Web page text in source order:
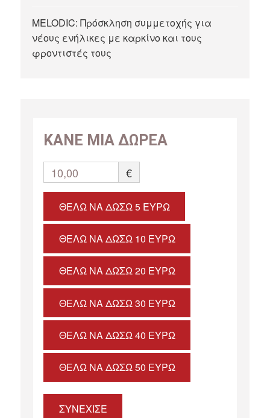
MELODIC: Πρόσκληση συμμετοχής για
νέους ενήλικες με καρκίνο και τους
φροντιστές τους
ΚΑΝΕ ΜΙΑ ΔΩΡΕΑ
10,00 €
ΘΈΛΩ ΝΑ ΔΏΣΩ 5 ΕΥΡΏ
ΘΈΛΩ ΝΑ ΔΏΣΩ 10 ΕΥΡΏ
ΘΈΛΩ ΝΑ ΔΏΣΩ 20 ΕΥΡΏ
ΘΈΛΩ ΝΑ ΔΏΣΩ 30 ΕΥΡΏ
ΘΈΛΩ ΝΑ ΔΏΣΩ 40 ΕΥΡΏ
ΘΈΛΩ ΝΑ ΔΏΣΩ 50 ΕΥΡΏ
ΣΥΝΕΧΙΣΕ